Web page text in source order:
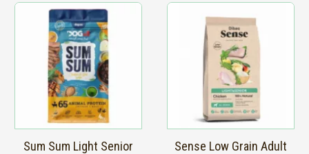
Sum Sum Light Senior
Este
producto
múltiples
variantes.
opciones
pueden
elegir
en
Sense Low Grain Adult
Este
producto
múltiples
variantes.
pueden
elegir
en